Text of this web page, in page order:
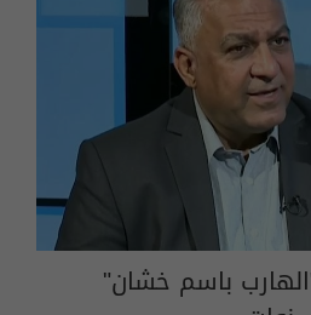
باسم خشان"